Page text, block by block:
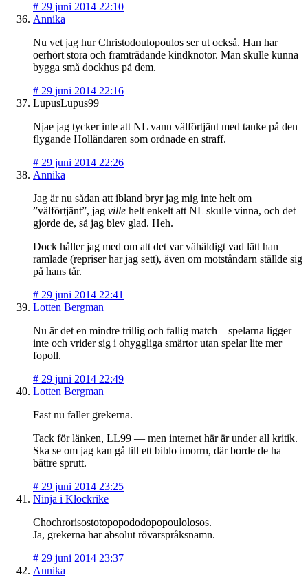
# 29 juni 2014 22:10
Annika
Nu vet jag hur Christodoulopoulos ser ut också. Han har
oerhört stora och framträdande kindknotor. Man skulle kunna
bygga små dockhus på dem.
# 29 juni 2014 22:16
LupusLupus99
Njae jag tycker inte att NL vann välförtjänt med tanke på den
flygande Holländaren som ordnade en straff.
# 29 juni 2014 22:26
Annika
Jag är nu sådan att ibland bryr jag mig inte helt om
”välförtjänt”, jag ville helt enkelt att NL skulle vinna, och det
gjorde de, så jag blev glad. Heh.
Dock håller jag med om att det var vähäldigt vad lätt han
ramlade (repriser har jag sett), även om motståndarn ställde sig
på hans tår.
# 29 juni 2014 22:41
Lotten Bergman
Nu är det en mindre trillig och fallig match – spelarna ligger
inte och vrider sig i ohyggliga smärtor utan spelar lite mer
fopoll.
# 29 juni 2014 22:49
Lotten Bergman
Fast nu faller grekerna.
Tack för länken, LL99 — men internet här är under all kritik.
Ska se om jag kan gå till ett biblo imorrn, där borde de ha
bättre sprutt.
# 29 juni 2014 23:25
Ninja i Klockrike
Chochrorisostotopopododopopoulolosos.
Ja, grekerna har absolut rövarspråksnamn.
# 29 juni 2014 23:37
Annika